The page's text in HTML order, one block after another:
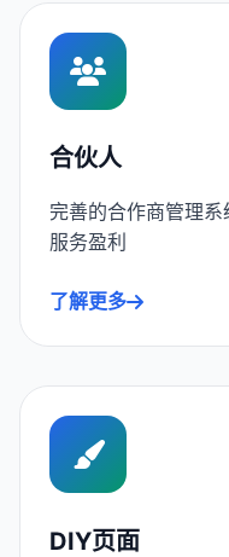
合伙人
完善的合作商管理
服务盈利
了解更多
DIY页面